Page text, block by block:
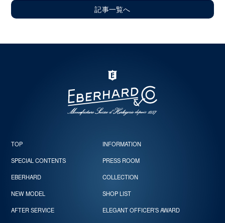
記事一覧へ
TOP INFORMATION
SPECIAL CONTENTS PRESS ROOM
EBERHARD COLLECTION
NEW MODEL SHOP LIST
AFTER SERVICE ELEGANT OFFICER’S AWARD